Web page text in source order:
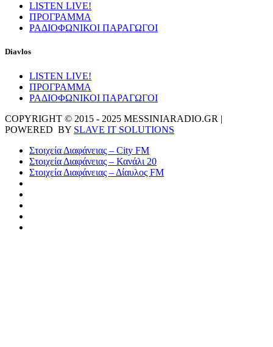
LISTEN LIVE!
ΠΡΟΓΡΑΜΜΑ
ΡΑΔΙΟΦΩΝΙΚΟΙ ΠΑΡΑΓΩΓΟΙ
Diavlos
LISTEN LIVE!
ΠΡΟΓΡΑΜΜΑ
ΡΑΔΙΟΦΩΝΙΚΟΙ ΠΑΡΑΓΩΓΟΙ
COPYRIGHT © 2015 - 2025 MESSINIARADIO.GR |
POWERED BY SLAVE IT SOLUTIONS
Στοιχεία Διαφάνειας – City FM
Στοιχεία Διαφάνειας – Κανάλι 20
Στοιχεία Διαφάνειας – Δίαυλος FM